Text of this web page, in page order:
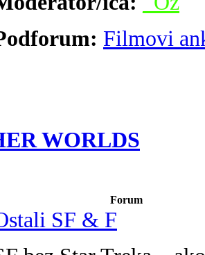
Filmovi
WORLDS
Forum
SF & F